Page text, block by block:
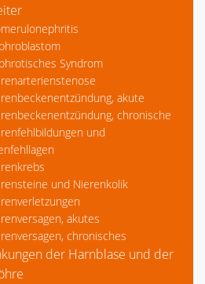
Syndrom
akute
chronische
und
und Nierenkolik
akutes
chronisches
der Harnblase und der